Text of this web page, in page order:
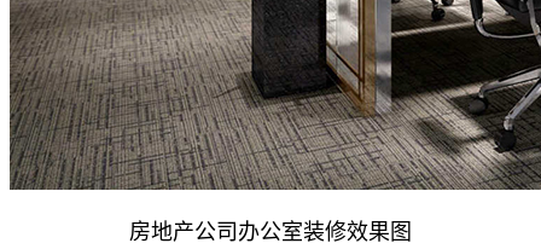
房地产公司办公室装修效果图